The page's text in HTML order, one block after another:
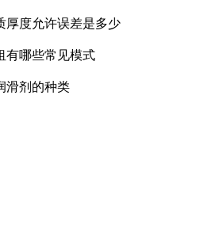
厚度允许误差是多少
有哪些常见模式
滑剂的种类